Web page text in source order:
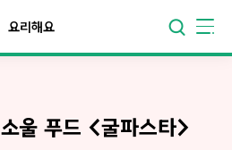
요리해요
울 푸드 <굴파스타>